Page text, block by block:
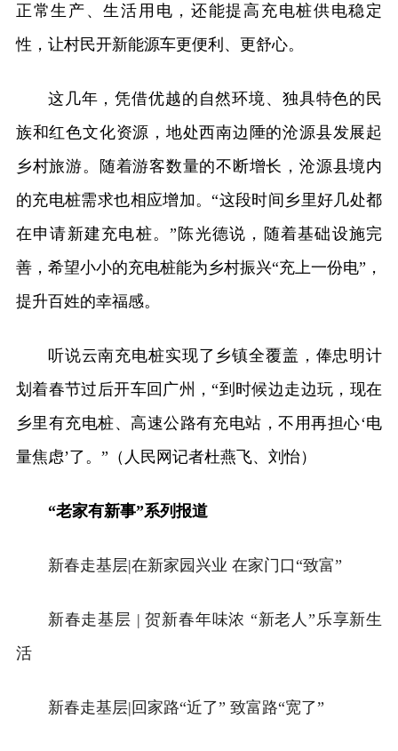
正常生产、生活用电，还能提高充电桩供电稳定
性，让村民开新能源车更便利、更舒心。
这几年，凭借优越的自然环境、独具特色的民
族和红色文化资源，地处西南边陲的沧源县发展起
乡村旅游。随着游客数量的不断增长，沧源县境内
的充电桩需求也相应增加。“这段时间乡里好几处都
在申请新建充电桩。”陈光德说，随着基础设施完
善，希望小小的充电桩能为乡村振兴“充上一份电”，
提升百姓的幸福感。
听说云南充电桩实现了乡镇全覆盖，俸忠明计
划着春节过后开车回广州，“到时候边走边玩，现在
乡里有充电桩、高速公路有充电站，不用再担心‘电
量焦虑’了。”（人民网记者杜燕飞、刘怡）
“老家有新事”系列报道
新春走基层|在新家园兴业 在家门口“致富”
新春走基层 | 贺新春年味浓 “新老人”乐享新生
活
新春走基层|回家路“近了” 致富路“宽了”